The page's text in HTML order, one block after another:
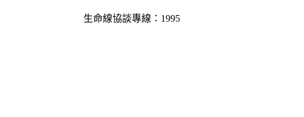
生命線協談專線：1995